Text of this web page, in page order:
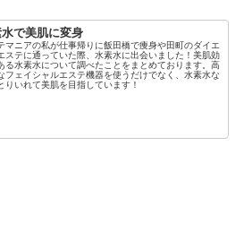
で美肌に変身
マニアの私が仕事帰りに飯田橋で痩身や田町のダイエ
ステに通っていた際、水素水に出会いました！美肌効
る水素水について調べたことをまとめております。高
フェイシャルエステ機器を使うだけでなく、水素水な
りいれて美肌を目指しています！